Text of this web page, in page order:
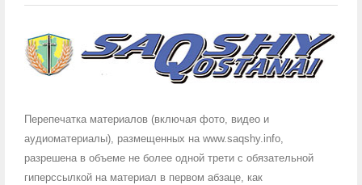
Перепечатка материалов (включая фото, видео и
аудиоматериалы), размещенных на www.saqshy.info,
разрешена в объеме не более одной трети с обязательной
гиперссылкой на материал в первом абзаце, как